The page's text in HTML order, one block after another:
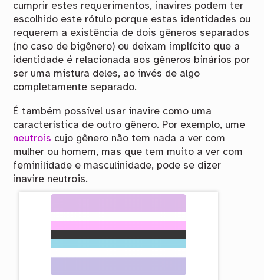
cumprir estes requerimentos, inavires podem ter
escolhido este rótulo porque estas identidades ou
requerem a existência de dois gêneros separados
(no caso de bigênero) ou deixam implícito que a
identidade é relacionada aos gêneros binários por
ser uma mistura deles, ao invés de algo
completamente separado.
É também possível usar inavire como uma
característica de outro gênero. Por exemplo, ume
neutrois cujo gênero não tem nada a ver com
mulher ou homem, mas que tem muito a ver com
feminilidade e masculinidade, pode se dizer
inavire neutrois.